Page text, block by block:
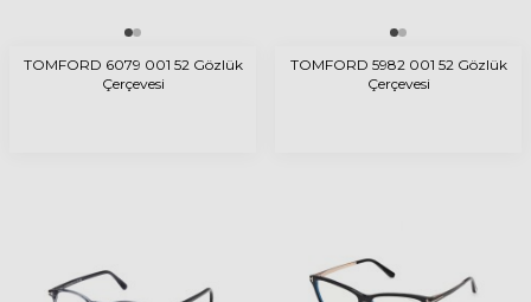
TOMFORD 6079 001 52 Gözlük
Çerçevesi
TOMFORD 5982 001 52 Gözlük
Çerçevesi